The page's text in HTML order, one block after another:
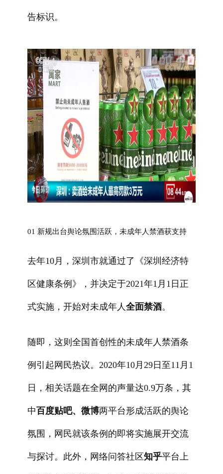
告标识。
01 新规出台舆论氛围活跃，未成年人禁酒获支持
去年10月，深圳市就通过了《深圳经济特
区健康条例》，并决定于2021年1月1日正
式实施，开始对未成年人 全面禁酒。
随即，这则全国首创性的未成年人禁酒条
例引起网民热议。2020年10月29日至11月1
日，相关话题在全网的声量达0.9万条，其
中百度贴吧、微博两平台形成活跃的舆论
氛围，网民就该条例的即将实施展开交流
与探讨。此外，网络问答社区知乎平台上